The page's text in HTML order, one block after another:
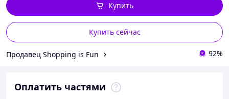
Купить сейчас
Купить
Продавец Shopping is Fun 92%
Оплатить частями